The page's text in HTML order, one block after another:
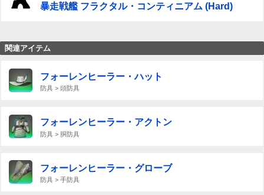
暴走戦艦 フラクタル・コンティニアム (Hard)
関連アイテム
フォーレンヒーラー・ハット
防具 > 頭防具
フォーレンヒーラー・アクトン
防具 > 胴防具
フォーレンヒーラー・グローブ
防具 > 手防具